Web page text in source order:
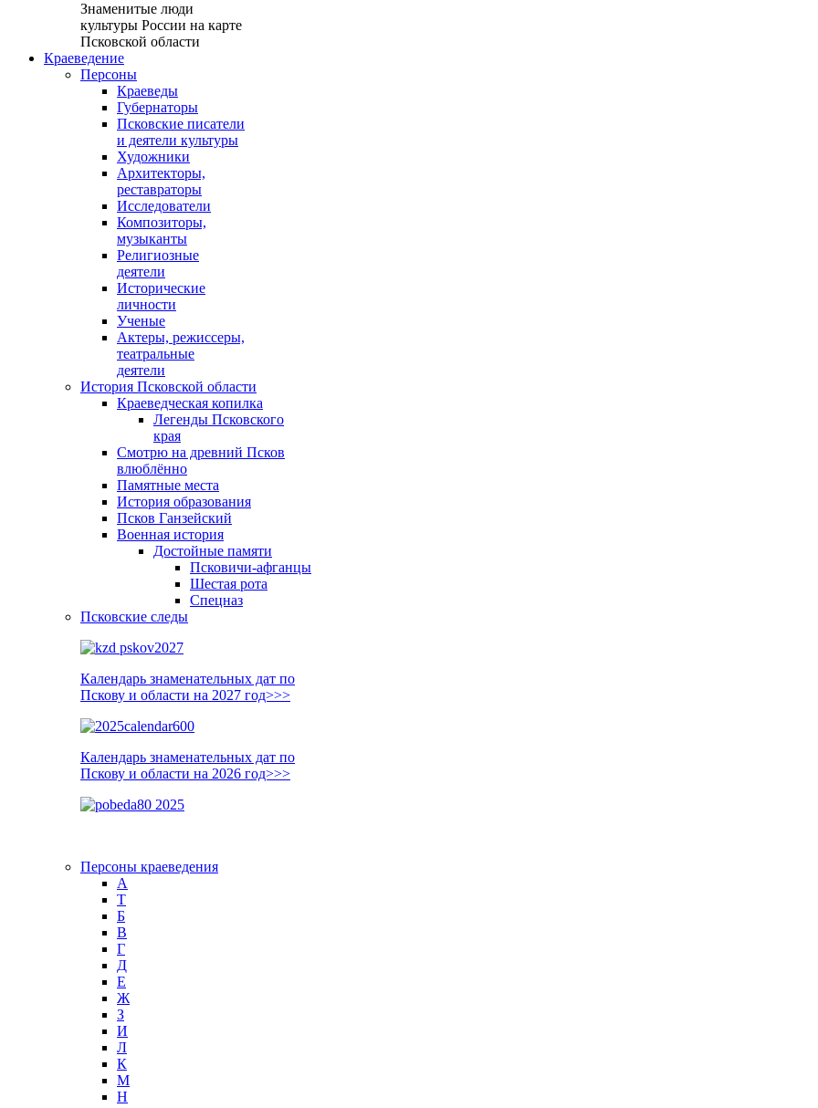
Знаменитые люди
культуры России на карте
Псковской области
Краеведение
Персоны
Краеведы
Губернаторы
Псковские писатели
и деятели культуры
Художники
Архитекторы,
реставраторы
Исследователи
Композиторы,
музыканты
Религиозные
деятели
Исторические
личности
Ученые
Актеры, режиссеры,
театральные
деятели
История Псковской области
Краеведческая копилка
Легенды Псковского
края
Смотрю на древний Псков
влюблённо
Памятные места
История образования
Псков Ганзейский
Военная история
Достойные памяти
Псковичи-афганцы
Шестая рота
Спецназ
Псковские следы
Календарь знаменательных дат по
Пскову и области на 2027 год>>>
Календарь знаменательных дат по
Пскову и области на 2026 год>>>
Персоны краеведения
А
T
Б
В
Г
Д
Е
Ж
З
И
Л
К
М
Н